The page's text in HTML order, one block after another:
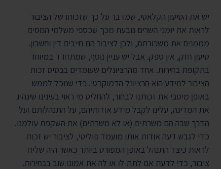
יש את הטיעון הקלאסי, שמדבר על כך שזכותו של הציבור
לראות את יומני השרים נובעת מכך שכספי משלמי המסים
מממנים את משכורתם, ולכן לציבור הם חייבים דין וחשבון.
טיעון חזק, אין ספק. אבל יש עניין נוסף, שמתחדד במיוחד
בתקופת בחירות. אחד מהרציונלים שעומדים בבסיס זכות
הציבור למידע הוא הרציונל הדמוקרטי. כדי שנוכל לממש
באופן מיטבי את זכותנו לבחור, להחליט מי ראוי בעינינו שינהיג
את המדינה, עלינו לקבל מידע אודותיהם, על התנהלותם ועל
הדרך שבה הם משרתים (או לא משרתים) את השקפת עולמנו.
כדי לגבש דעה אודות אותו מועמד פוליטי, לציבור יש זכות
לראות כיצד התנהל באופן המפורט ביותר כאשר היה שליח
ציבור, כדי לדעת אם לתת לו או לה את אמונו שוב בבחירות.